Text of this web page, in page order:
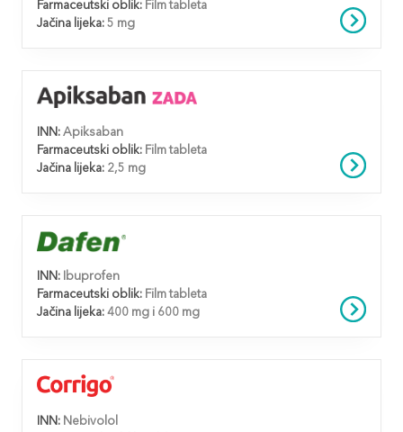
Farmaceutski oblik: Film tableta
Jačina lijeka: 5 mg
INN: Apiksaban
Farmaceutski oblik: Film tableta
Jačina lijeka: 2,5 mg
INN:
Ibuprofen
Farmaceutski oblik: Film tableta
Jačina lijeka: 400 mg i 600 mg
INN: Nebivolol